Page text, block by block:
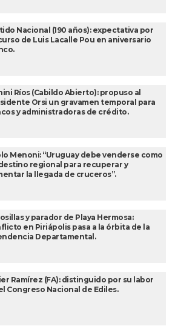
Nacional (190 años): expectativa por
de Luis Lacalle Pou en aniversario
Ríos (Cabildo Abierto): propuso al
Orsi un gravamen temporal para
y administradoras de crédito.
Menoni: “Uruguay debe venderse como
regional para recuperar y
la llegada de cruceros”.
y parador de Playa Hermosa:
en Piriápolis pasa a la órbita de la
Departamental.
Ramírez (FA): distinguido por su labor
Congreso Nacional de Ediles.